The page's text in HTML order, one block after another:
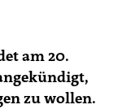
am 20.
zu wollen.